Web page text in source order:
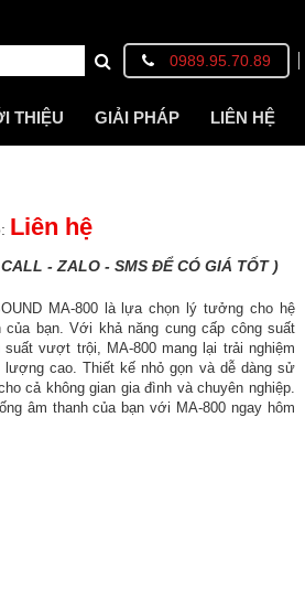
0989.95.70.89
THIỆU GIẢI PHÁP LIÊN HỆ
Liên hệ
- ZALO - SMS ĐỂ CÓ GIÁ TỐT )
MA-800 là lựa chọn lý tưởng cho hệ
của bạn. Với khả năng cung cấp công suất
suất vượt trội, MA-800 mang lại trải nghiệm
lượng cao. Thiết kế nhỏ gọn và dễ dàng sử
cả không gian gia đình và chuyên nghiệp.
âm thanh của bạn với MA-800 ngay hôm